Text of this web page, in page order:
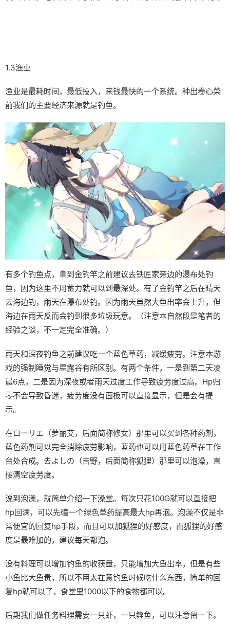
1.3渔业
渔业是最耗时间，最低投入，来钱最快的一个系统。种出卷心菜
前我们的主要经济来源就是钓鱼。
有多个钓鱼点，拿到金钓竿之前建议去铁匠家旁边的瀑布处钓
鱼，因为这里不用蓄力就可以到最深处。有了金钓竿之后在晴天
去海边钓，雨天在瀑布处钓。因为雨天虽然大鱼出率会上升，但
海边在雨天反而会钓到很多垃圾玩意。（注意本自然段是笔者的
经验之谈，不一定完全准确。）
雨天和深夜钓鱼之前建议吃一个蓝色草药，减缓疲劳。注意本游
戏的强制睡觉与星露谷有所区别。有两个条件，一是到第二天凌
晨6点，二是因为深夜或者雨天过度工作导致疲劳度过高。Hp归
零不会导致昏迷，疲劳度没有面板可以直接显示，但是会有提
示。
在ローリエ（萝丽艾，后面简称修女）那里可以买到各种药剂，
蓝色药剂可以完全消除疲劳影响，蓝药也可以用蓝色药草在工作
台处合成。去よしの（吉野，后面简称狐狸）那里可以泡澡，直
接清空疲劳度。
说到泡澡，就简单介绍一下澡堂。每次只花100G就可以直接把
hp回满，可以先磕一个绿色草药提高最大hp再泡。泡澡不仅是非
常便宜的回复hp手段，而且可以加狐狸的好感度，而狐狸的好感
度是最难加的，建议每天都泡。
没有料理可以增加钓鱼的收获量，只能增加大鱼出率，但是有些
小鱼比大鱼贵，所以不用太在意钓鱼时候吃什么东西，简单的回
复hp就可以了，食堂里1000以下的食物都可以。
后期我们做任务料理需要一只虾，一只鲣鱼，可以注意留一下。